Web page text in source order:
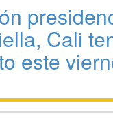
Cali
este